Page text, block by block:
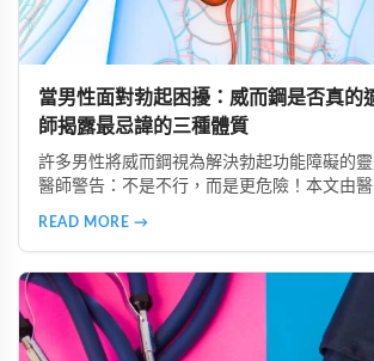
當男性面對勃起困擾：威而鋼是否真的
師揭露最忌諱的三種體質
許多男性將威而鋼視為解決勃起功能障礙的
醫師警告：不是不行，而是更危險！本文由
造成健康危害。
READ MORE →